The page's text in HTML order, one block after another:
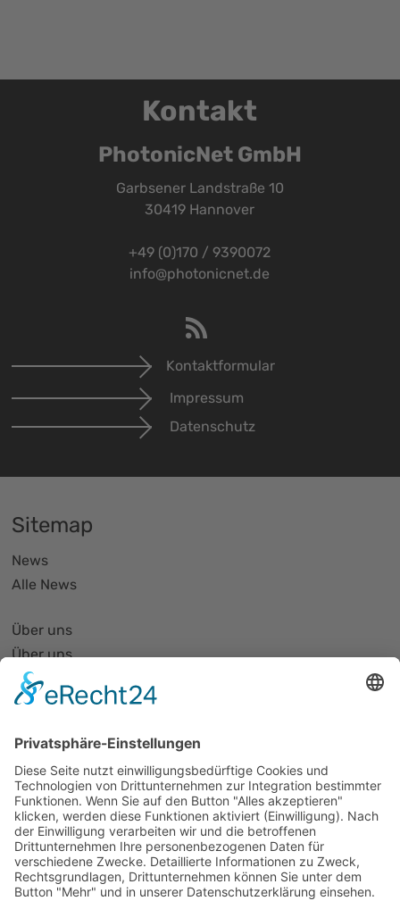
Kontakt
PhotonicNet GmbH
Garbsener Landstraße 10
30419 Hannover
+49 (0)170 / 9390072
info@photonicnet.de
Kontaktformular
Impressum
Datenschutz
Sitemap
News
Alle News
Über uns
Über uns
PhotonicNet:work - 1. Netzwerktreffen
Organisationsform
Partnernetze
Mitglied werden
Projekte
Veranstaltungen
Alle Veranstaltungen